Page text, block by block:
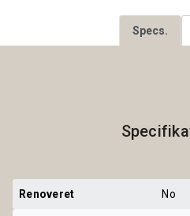
Specs.
Renoveret No